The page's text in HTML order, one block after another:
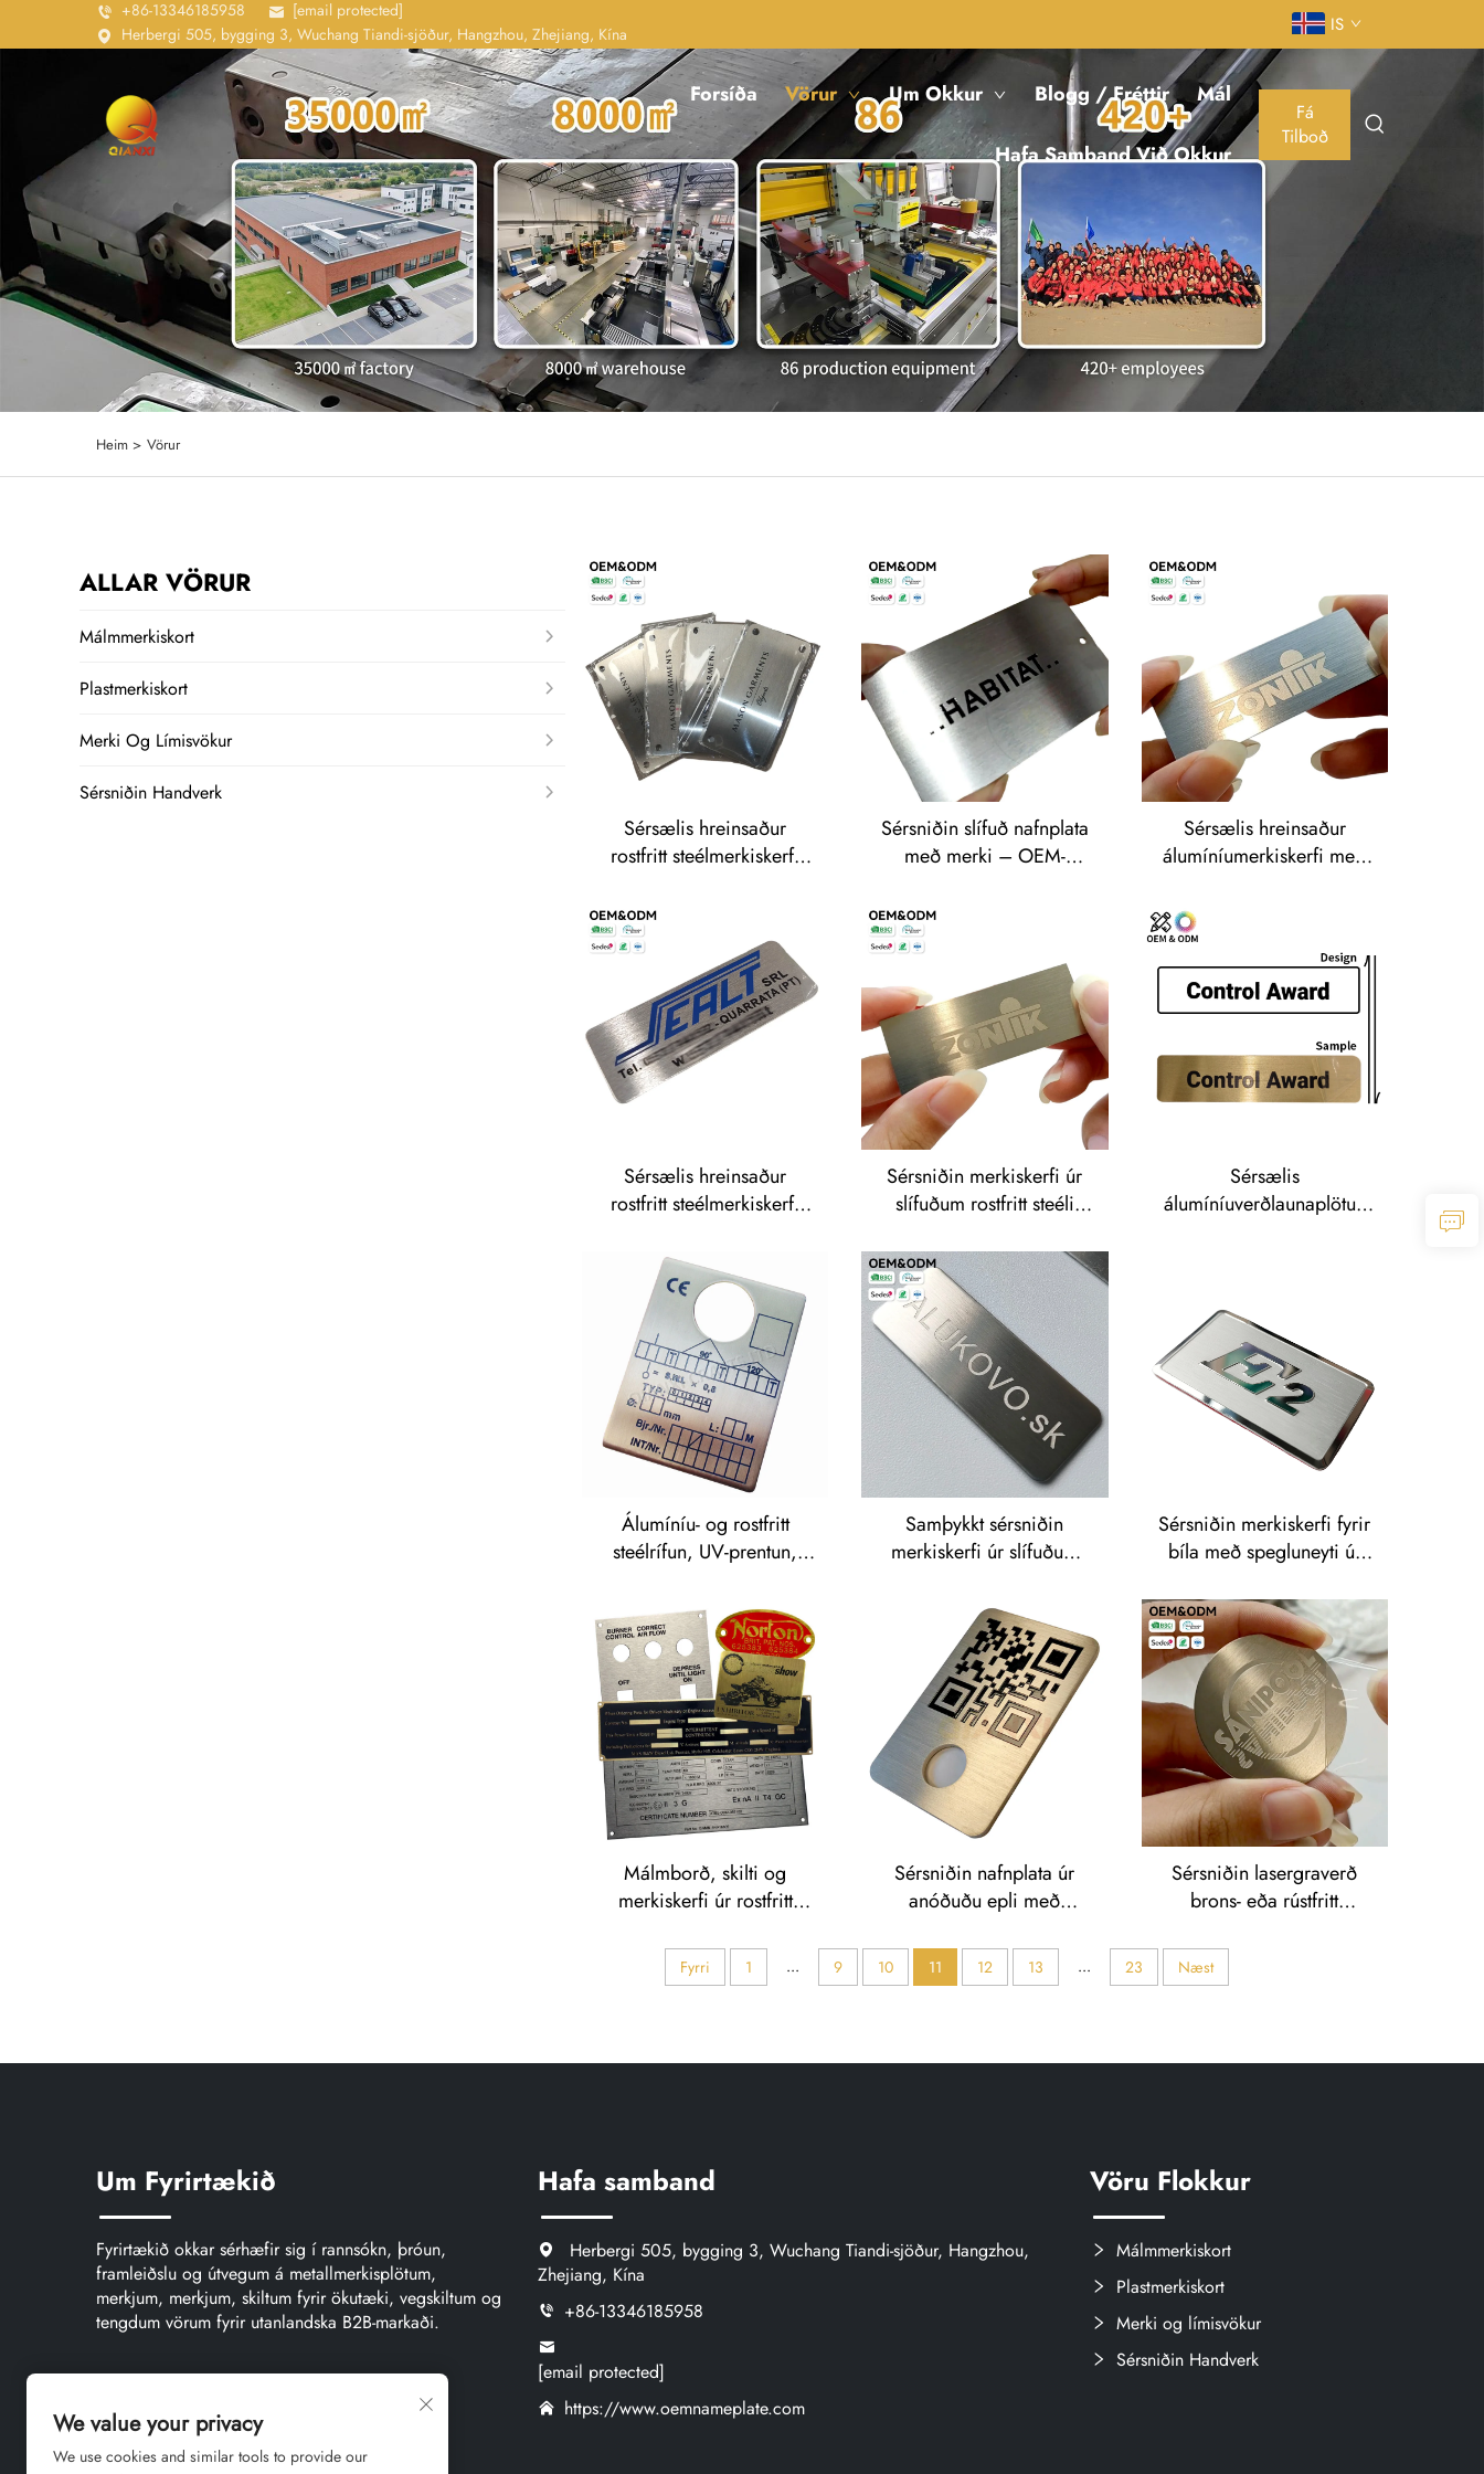
+86-13346185958
[email protected]
Herbergi 505, bygging 3, Wuchang Tiandi-sjöður, Hangzhou, Zhejiang, Kína
IS
Forsíða Vörur Um Okkur Blogg / Fréttir Mál
Hafa Samband Við Okkur
Fá
Tilboð
Heim > Vörur
ALLAR VÖRUR
Málmmerkiskort
Plastmerkiskort
Merki Og Límisvökur
Sérsniðin Handverk
Sérsælis hreinsaður
rostfritt steélmerkiskerfi
framleitt á samþykktum
(OEM) fyrir klæði og
móðurfyrirtæki
Sérsniðin slífuð nafnplata
með merki – OEM-
fyrir viðbótargæði í
móttekju og heimilisdekor
Sérsælis hreinsaður
álumíníumerkiskerfi með
samþykktum (OEM) með
iðnaðarvélbúnað
Sérsælis hreinsaður
rostfritt steélmerkiskerfi
á samþykktum (OEM) fyrir
ítalska iðnaðar- og
viðskiptamerkja
Sérsniðin merkiskerfi úr
slífuðum rostfritt steéli
OEM, dýpt ríðað fyrir
merkjaskilning á
iðnaðarbúnaði
Sérsælis
álumíníuverðlaunaplötu -
sérsælis álumíníutaggar
Álumíníu- og rostfritt
steélrífun, UV-prentun,
ofanvarpsprentun,
metallmerkiskerfi og
taggar, hækkuð
metallmerkisplötu
Samþykkt sérsniðin
merkiskerfi úr slífuðum
nákvæmri ljasergravingu
Sérsniðin merkiskerfi fyrir
bíla með spegluneyti úr
Málmborð, skilti og
merkiskerfi úr rostfritt
rostfritt steéli, skilti með
merki, nafnplötur úr epli
Sérsniðin nafnplata úr
anóðuðu epli með
búnað
Sérsniðin lasergraverð
brons- eða rústfritt
sundlaugum og
heilbrigðisbúnaði
Fyrri 1 ... 9 10 11 12 13 ... 23 Næst
Um Fyrirtækið
Fyrirtækið okkar sérhæfir sig í rannsókn, þróun,
framleiðslu og útvegum á metallmerkisplötum,
merkjum, merkjum, skiltum fyrir ökutæki, vegskiltum og
tengdum vörum fyrir utanlandska B2B-markaði.
Hafa samband
Herbergi 505, bygging 3, Wuchang Tiandi-sjöður, Hangzhou,
Zhejiang, Kína
+86-13346185958
[email protected]
https://www.oemnameplate.com
Vöru Flokkur
Málmmerkiskort
Plastmerkiskort
Merki og límisvökur
Sérsniðin Handverk
We value your privacy
We use cookies and similar tools to provide our